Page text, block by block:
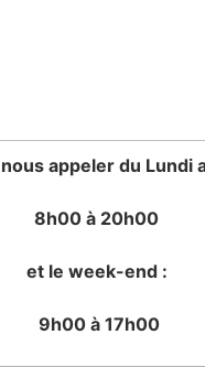
appeler du Lundi
8h00 à 20h00
et le week-end :
9h00 à 17h00